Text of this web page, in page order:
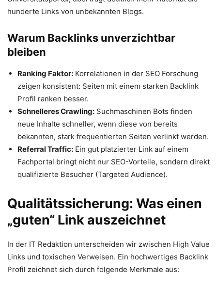
hunderte Links von unbekannten Blogs.
Warum Backlinks unverzichtbar
bleiben
Ranking Faktor: Korrelationen in der SEO Forschung
zeigen konsistent: Seiten mit einem starken Backlink
Profil ranken besser.
Schnelleres Crawling: Suchmaschinen Bots finden
neue Inhalte schneller, wenn diese von bereits
bekannten, stark frequentierten Seiten verlinkt werden.
Referral Traffic: Ein gut platzierter Link auf einem
Fachportal bringt nicht nur SEO-Vorteile, sondern direkt
qualifizierte Besucher (Targeted Audience).
Qualitätssicherung: Was einen
„guten“ Link auszeichnet
In der IT Redaktion unterscheiden wir zwischen High Value
Links und toxischen Verweisen. Ein hochwertiges Backlink
Profil zeichnet sich durch folgende Merkmale aus: